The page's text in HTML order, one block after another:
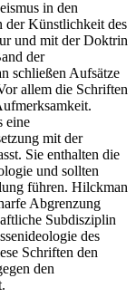
in den
der Künstlichkeit des
und mit der Doktrin
der
schließen Aufsätze
allem die Schriften
eine
mit der
Sie enthalten die
und sollten
führen. Hilckman
Abgrenzung
Subdisziplin
des
Schriften den
den